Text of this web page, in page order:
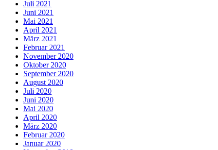
Juli 2021
Juni 2021
Mai 2021
April 2021
März 2021
Februar 2021
November 2020
Oktober 2020
September 2020
August 2020
Juli 2020
Juni 2020
Mai 2020
April 2020
März 2020
Februar 2020
Januar 2020